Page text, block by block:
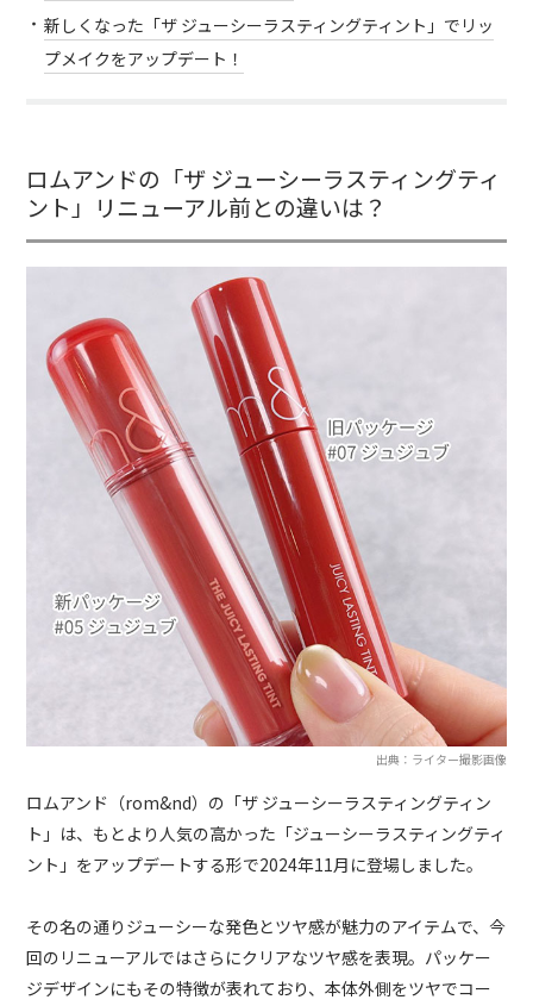
新しくなった「ザ ジューシーラスティングティント」でリッ
プメイクをアップデート！
ロムアンドの「ザ ジューシーラスティングティ
ント」リニューアル前との違いは？
出典：ライター撮影画像
ロムアンド（rom&nd）の「ザ ジューシーラスティングティン
ト」は、もとより人気の高かった「ジューシーラスティングティ
ント」をアップデートする形で2024年11月に登場しました。
その名の通りジューシーな発色とツヤ感が魅力のアイテムで、今
回のリニューアルではさらにクリアなツヤ感を表現。パッケー
ジデザインにもその特徴が表れており、本体外側をツヤでコー